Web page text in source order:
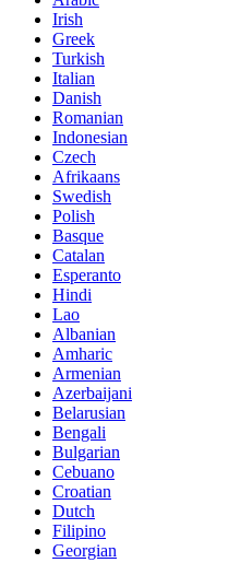
Irish
Greek
Turkish
Italian
Danish
Romanian
Indonesian
Czech
Afrikaans
Swedish
Polish
Basque
Catalan
Esperanto
Hindi
Lao
Albanian
Amharic
Armenian
Azerbaijani
Belarusian
Bengali
Bulgarian
Cebuano
Croatian
Dutch
Filipino
Georgian